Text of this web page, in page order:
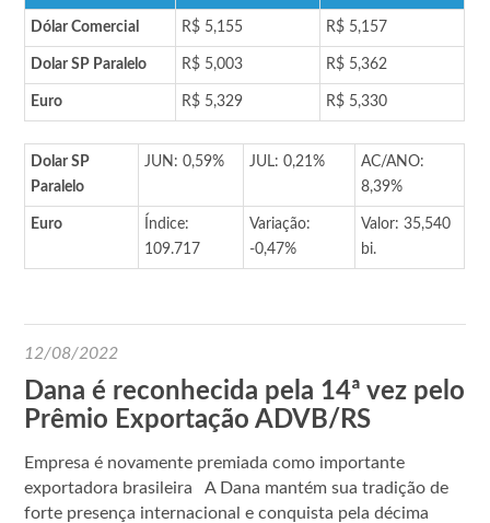
Dólar Comercial R$ 5,155 R$ 5,157
Dolar SP Paralelo R$ 5,003 R$ 5,362
Euro R$ 5,329 R$ 5,330
Dolar SP
Paralelo
JUN: 0,59% JUL: 0,21%
AC/ANO:
8,39%
Euro
Índice:
109.717
Variação:
-0,47%
Valor: 35,540
bi.
12/08/2022
Dana é reconhecida pela 14ª vez pelo
Prêmio Exportação ADVB/RS
Empresa é novamente premiada como importante
exportadora brasileira A Dana mantém sua tradição de
forte presença internacional e conquista pela décima